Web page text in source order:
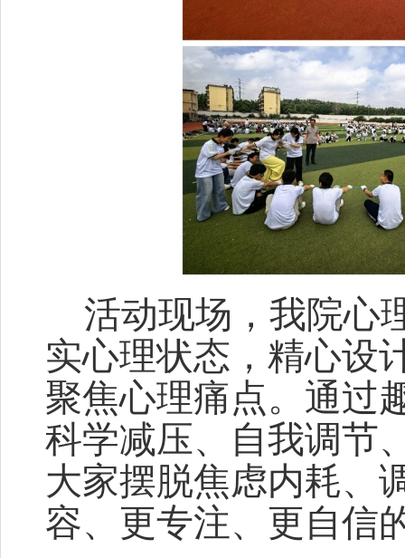
活动现场，我院心
实心理状态，精心设
聚焦心理痛点。通过
科学减压、自我调节
大家摆脱焦虑内耗、
容、更专注、更自信